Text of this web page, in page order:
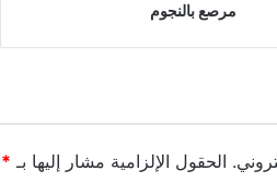
مرصع بالنجوم
الحقول الإلزامية مشار إليها بـ *